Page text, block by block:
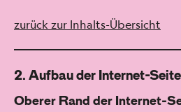
zurück zur Inhalts-Über­sicht
2. Aufbau der Internet-Seite
Oberer Rand der Internet-